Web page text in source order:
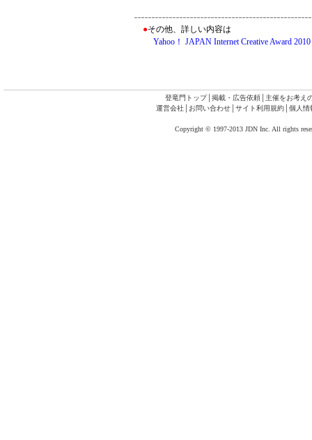
●その他、詳しい内容は
Yahoo！ JAPAN Internet Creative Award 2010
登竜門トップ│ 掲載・広告依頼
主催をお考え
運営会社│ お問い合わせ│ サイト利用規約│ 個人情
Copyright © 1997-2013 JDN Inc. All rights